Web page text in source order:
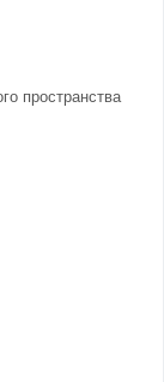
пространства